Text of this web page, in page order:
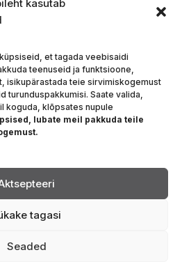
kasutab
et tagada veebisaidi
teenuseid ja funktsioone,
isikupärastada teie sirvimiskogemust
turunduspakkumisi. Saate valida,
koguda, klõpsates nupule
lubate meil pakkuda teile
tagasi
Seaded